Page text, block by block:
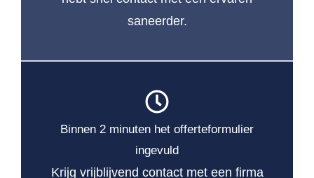
saneerder.
Binnen 2 minuten het offerteformulier
ingevuld
Krijg vrijblijvend contact met een firma